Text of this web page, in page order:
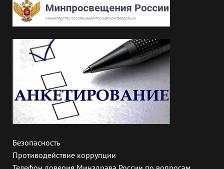
Безопасность
Противодействие коррупции